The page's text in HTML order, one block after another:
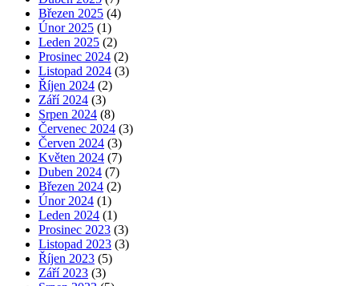
Březen 2025 (4)
Únor 2025 (1)
Leden 2025 (2)
Prosinec 2024 (2)
Listopad 2024 (3)
Říjen 2024 (2)
Září 2024 (3)
Srpen 2024 (8)
Červenec 2024 (3)
Červen 2024 (3)
Květen 2024 (7)
Duben 2024 (7)
Březen 2024 (2)
Únor 2024 (1)
Leden 2024 (1)
Prosinec 2023 (3)
Listopad 2023 (3)
Říjen 2023 (5)
Září 2023 (3)